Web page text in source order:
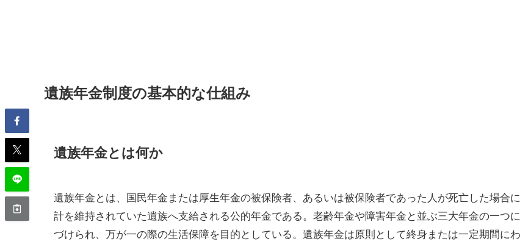
遺族年金制度の基本的な仕組み
遺族年金とは何か
遺族年金とは、国民年金または厚生年金の被保険者、あるいは被保険者であった人が死亡した場合
計を維持されていた遺族へ支給される公的年金である。老齢年金や障害年金と並ぶ三大年金の一つ
づけられ、万が一の際の生活保障を目的としている。遺族年金は原則として終身または一定期間に